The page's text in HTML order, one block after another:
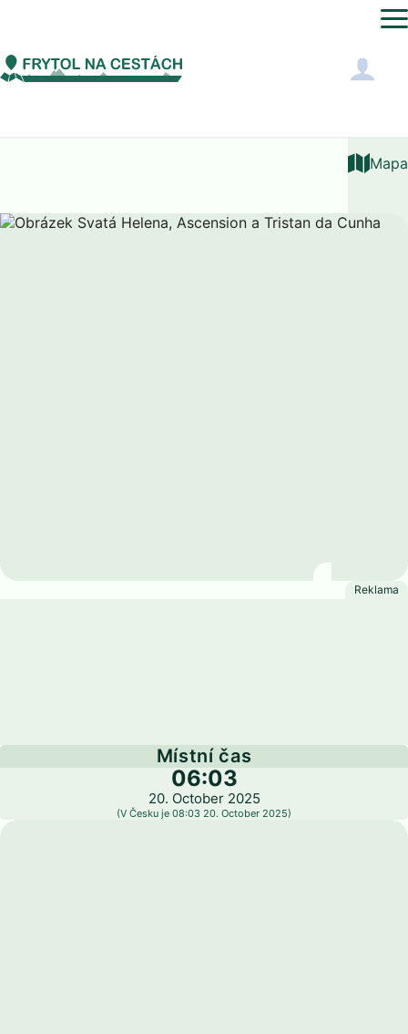
Světový časSvatá Helena, Ascension a Tristan da Cunha
Mapa
Místní čas
06:03
20. October 2025
(V Česku je 08:03 20. October 2025)